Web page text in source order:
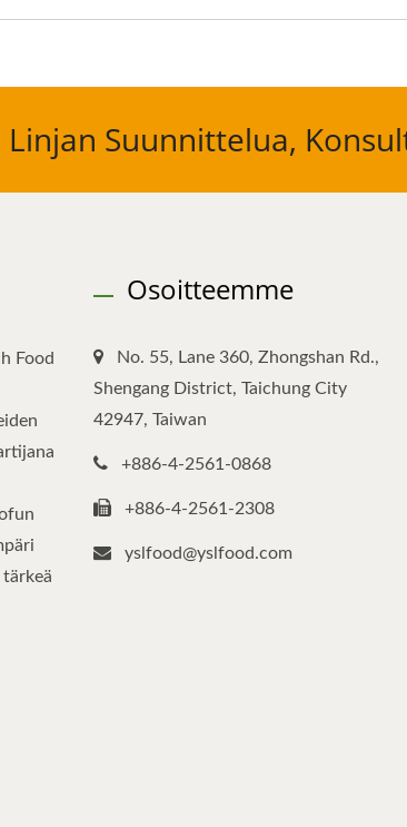
Suunnittelua,
Food
tärkeä
Osoitteemme
No. 55, Lane 360, Zhongshan Rd.,
Shengang District, Taichung City
42947, Taiwan
+886-4-2561-0868
+886-4-2561-2308
yslfood@yslfood.com